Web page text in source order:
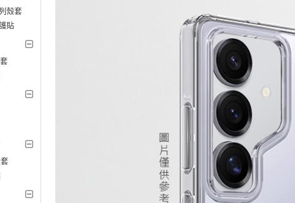
殼套
貼